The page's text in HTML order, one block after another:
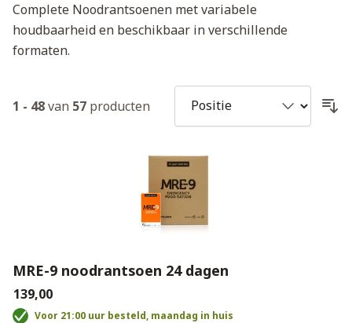
Complete Noodrantsoenen met variabele
houdbaarheid en beschikbaar in verschillende
formaten.
1 - 48van 57 producten
MRE-9 noodrantsoen 24 dagen
€139,00
Voor 21:00 uur besteld, maandag in huis